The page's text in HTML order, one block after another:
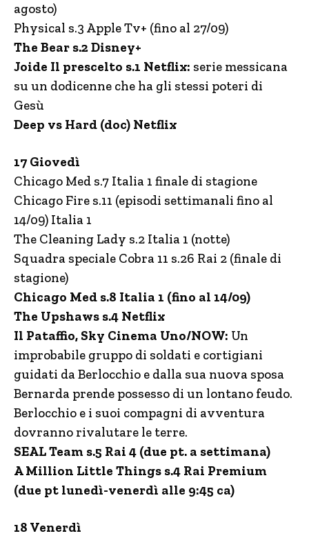
agosto)
Physical s.3 Apple Tv+ (fino al 27/09)
The Bear s.2 Disney+
Joide Il prescelto s.1 Netflix: serie messicana
su un dodicenne che ha gli stessi poteri di
Gesù
Deep vs Hard (doc) Netflix
17 Giovedì
Chicago Med s.7 Italia 1 finale di stagione
Chicago Fire s.11 (episodi settimanali fino al
14/09) Italia 1
The Cleaning Lady s.2 Italia 1 (notte)
Squadra speciale Cobra 11 s.26 Rai 2 (finale di
stagione)
Chicago Med s.8 Italia 1 (fino al 14/09)
The Upshaws s.4 Netflix
Il Pataffio, Sky Cinema Uno/NOW: Un
improbabile gruppo di soldati e cortigiani
guidati da Berlocchio e dalla sua nuova sposa
Bernarda prende possesso di un lontano feudo.
Berlocchio e i suoi compagni di avventura
dovranno rivalutare le terre.
SEAL Team s.5 Rai 4 (due pt. a settimana)
A Million Little Things s.4 Rai Premium
(due pt lunedì-venerdì alle 9:45 ca)
18 Venerdì